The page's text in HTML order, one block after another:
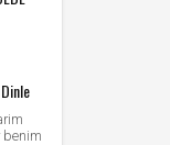
benim